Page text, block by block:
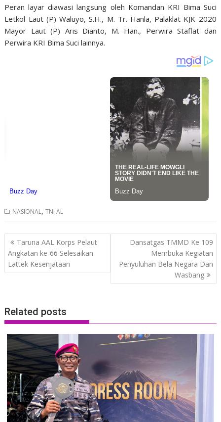
Peran layar diawasi langsung oleh Komandan KRI Bima Suci
Letkol Laut (P) Waluyo, S.H., M. Tr. Hanla, Palaklat KJK 2020
Mayor Laut (P) Aris Dianto, M. Han., Perwira Staflat dan
Perwira KRI Bima Suci lainnya.
NASIONAL,TNI AL
Post
navigation
Taruna AAL Korps Pelaut
Angkatan ke-66 Selesaikan
Lattek Kesenjataan
Dansatgas TMMD Ke 109
Membuka Kegiatan
Penyuluhan Bela Negara Dan
Wasbang
Related posts